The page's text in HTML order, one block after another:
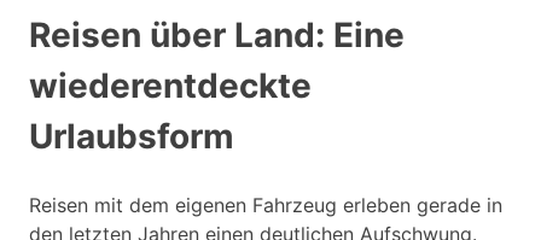
Reisen über Land: Eine
wiederentdeckte
Urlaubsform
Reisen mit dem eigenen Fahrzeug erleben gerade in
den letzten Jahren einen deutlichen Aufschwung.